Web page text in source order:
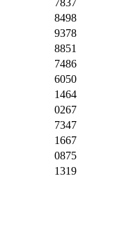
7837
8498
9378
8851
7486
6050
1464
0267
7347
1667
0875
1319